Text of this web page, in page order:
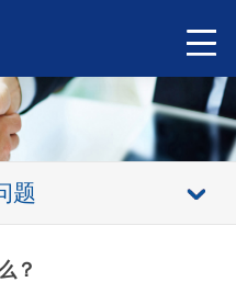
题
？